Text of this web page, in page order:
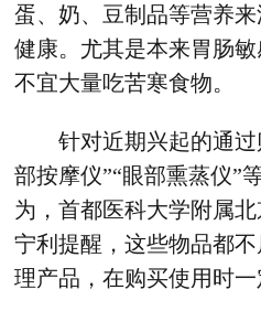
蛋、奶、豆制品等营养
健康。尤其是本来胃肠
不宜大量吃苦寒食物。
针对近期兴起的通过
部按摩仪”“眼部熏蒸仪”
为，首都医科大学附属
宁利提醒，这些物品都
理产品，在购买使用时一